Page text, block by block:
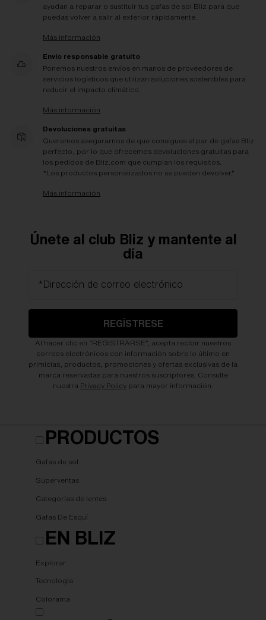
ayudan a reparar o sustituir tus gafas de sol Bliz para que
puedas volver a salir al exterior rápidamente.
Más información
Envío responsable gratuito
Ponemos nuestros envíos en manos de proveedores de
servicios logísticos que utilizan soluciones sostenibles para
reducir el impacto climático.
Más información
Devoluciones gratuitas
Queremos asegurarnos de que consigues el par de gafas Bliz
perfecto, por lo que ofrecemos devoluciones gratuitas para
los pedidos de Bliz.com que cumplan los requisitos.
*Los productos personalizados no se pueden devolver."
Más información
Únete al club Bliz y mantente al
día
*Dirección de correo electrónico
REGÍSTRESE
Al hacer clic en “REGISTRARSE”, acepta recibir nuestros
correos electrónicos con información sobre lo último en
primicias, productos, promociones y ofertas exclusivas de la
marca reservadas para nuestros suscriptores. Consulte
nuestra Privacy Policy para mayor información.
PRODUCTOS
Gafas de sol
Superventas
Categorías de lentes
Gafas De Esquí
EN BLIZ
Explorar
Tecnología
Colorama